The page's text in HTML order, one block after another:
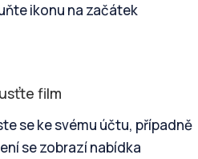
ikonu na začátek
film
se ke svému účtu, případně
se zobrazí nabídka